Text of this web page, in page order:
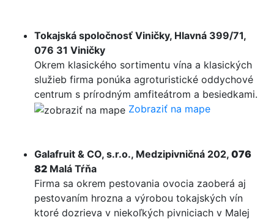
Tokajská spoločnosť Viničky, Hlavná 399/71,
076 31 Viničky
Okrem klasického sortimentu vína a klasických
služieb firma ponúka agroturistické oddychové
centrum s prírodným amfiteátrom a besiedkami.
Zobraziť na mape
Galafruit & CO, s.r.o., Medzipivničná 202, 076
82 Malá Tŕňa
Firma sa okrem pestovania ovocia zaoberá aj
pestovaním hrozna a výrobou tokajských vín
ktoré dozrieva v niekoľkých pivniciach v Malej